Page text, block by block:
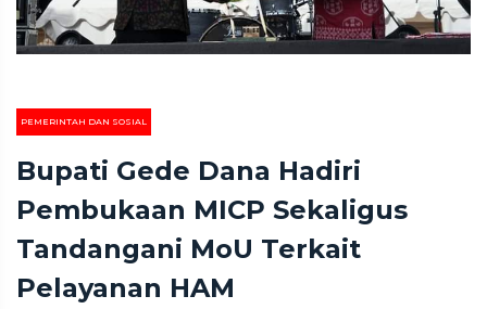
PEMERINTAH DAN SOSIAL
Bupati Gede Dana Hadiri
Pembukaan MICP Sekaligus
Tandangani MoU Terkait
Pelayanan HAM